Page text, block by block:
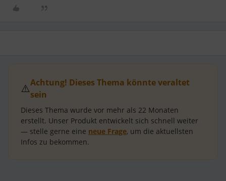
⚠️Achtung! Dieses Thema könnte veraltet
sein
Dieses Thema wurde vor mehr als 22 Monaten
erstellt. Unser Produkt entwickelt sich schnell weiter
— stelle gerne eine neue Frage, um die aktuellsten
Infos zu bekommen.